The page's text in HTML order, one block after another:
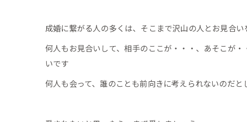
成婚に繋がる人の多くは、そこまで沢山の人とお見合い
何人もお見合いして、相手のここが・・・、あそこが
いです
何人も会って、誰のことも前向きに考えられないのだ